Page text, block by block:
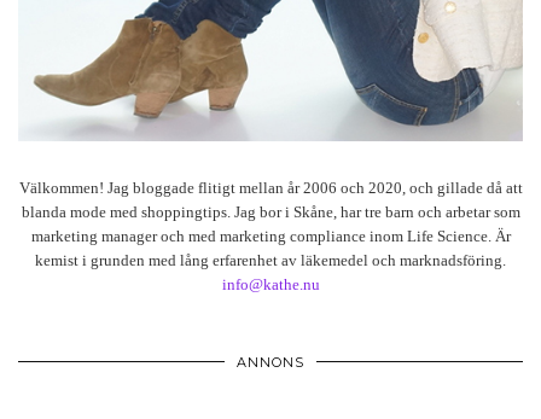
Välkommen! Jag bloggade flitigt mellan år 2006 och 2020, och gillade då att
blanda mode med shoppingtips. Jag bor i Skåne, har tre barn och arbetar som
marketing manager och med marketing compliance inom Life Science. Är
kemist i grunden med lång erfarenhet av läkemedel och marknadsföring.
info@kathe.nu
ANNONS